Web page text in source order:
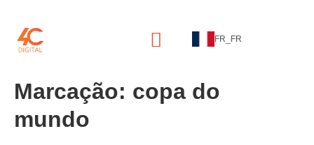
FR_FR
Marcação: copa do
mundo